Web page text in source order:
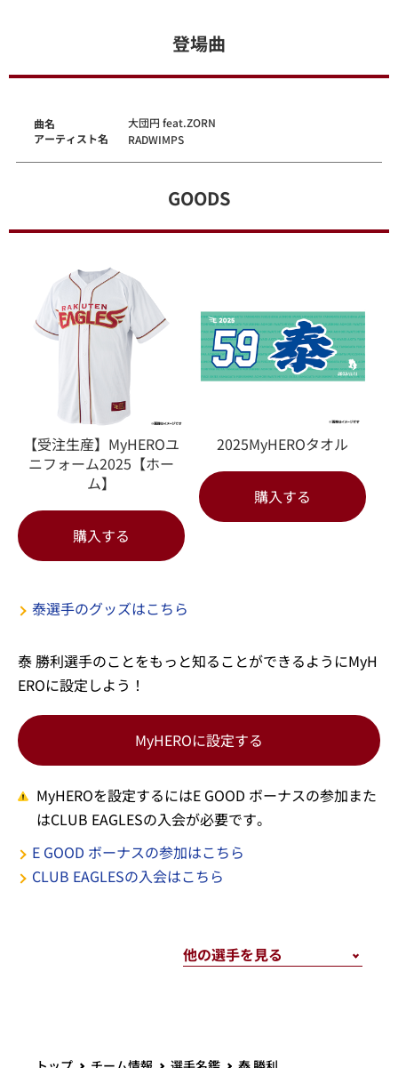
登場曲
曲名
アーティスト名
大団円 feat.ZORN
RADWIMPS
GOODS
【受注生産】MyHEROユ
ニフォーム2025【ホー
ム】
購入する
2025MyHEROタオル
購入する
泰選手のグッズはこちら
泰 勝利選手のことをもっと知ることができるようにMyH
EROに設定しよう！
MyHEROに設定する
MyHEROを設定するにはE GOOD ボーナスの参加また
はCLUB EAGLESの入会が必要です。
E GOOD ボーナスの参加はこちら
CLUB EAGLESの入会はこちら